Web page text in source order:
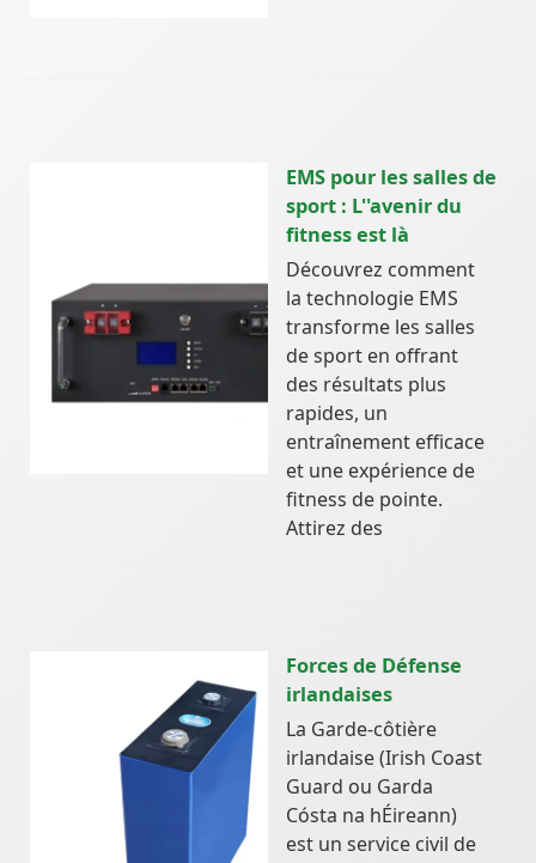
EMS pour les salles de
sport : L''avenir du
fitness est là
Découvrez comment
la technologie EMS
transforme les salles
de sport en offrant
des résultats plus
rapides, un
entraînement efficace
et une expérience de
fitness de pointe.
Attirez des
Forces de Défense
irlandaises
La Garde-côtière
irlandaise (Irish Coast
Guard ou Garda
Cósta na hÉireann)
est un service civil de